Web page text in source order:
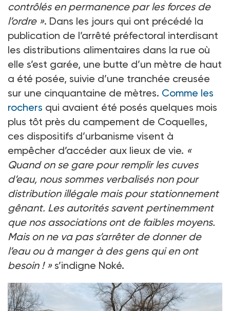
contrôlés en permanence par les forces de
l’ordre ». Dans les jours qui ont précédé la
publication de l’arrêté préfectoral interdisant
les distributions alimentaires dans la rue où
elle s’est garée, une butte d’un mètre de haut
a été posée, suivie d’une tranchée creusée
sur une cinquantaine de mètres. Comme les
rochers qui avaient été posés quelques mois
plus tôt près du campement de Coquelles,
ces dispositifs d’urbanisme visent à
empêcher d’accéder aux lieux de vie. «
Quand on se gare pour remplir les cuves
d’eau, nous sommes verbalisés non pour
distribution illégale mais pour stationnement
gênant. Les autorités savent pertinemment
que nos associations ont de faibles moyens.
Mais on ne va pas s’arrêter de donner de
l’eau ou à manger à des gens qui en ont
besoin ! » s’indigne Noké.